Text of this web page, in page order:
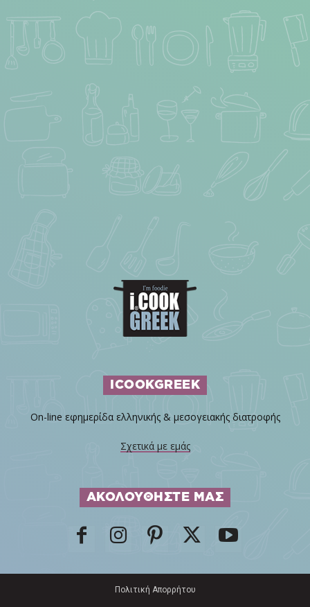
ICOOKGREEK
On-line εφημερίδα ελληνικής & μεσογειακής διατροφής
Σχετικά με εμάς
ΑΚΟΛΟΥΘΗΣΤΕ ΜΑΣ
Πολιτική Απορρήτου